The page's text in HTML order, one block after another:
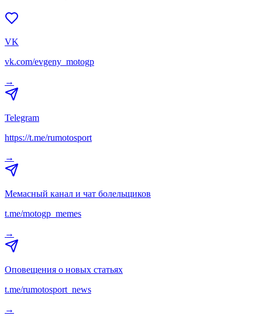
VK
vk.com/evgeny_motogp
→
Telegram
https://t.me/rumotosport
→
Мемасный канал и чат болельщиков
t.me/motogp_memes
→
Оповещения о новых статьях
t.me/rumotosport_news
→